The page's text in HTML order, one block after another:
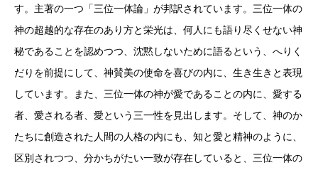
す。主著の一つ「三位一体論」が邦訳されています。三位一体の
神の超越的な存在のあり方と栄光は、何人にも語り尽くせない神
秘であることを認めつつ、沈黙しないために語るという、へりく
だりを前提にして、神賛美の使命を喜びの内に、生き生きと表現
しています。また、三位一体の神が愛であることの内に、愛する
者、愛される者、愛という三一性を見出します。そして、神のか
たちに創造された人間の人格の内にも、知と愛と精神のように、
区別されつつ、分かちがたい一致が存在していると、三位一体の